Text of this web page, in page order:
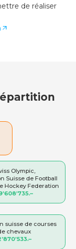
de réaliser
arrow_outward
Olympic,
Suisse de Football
Hockey Federation
suisse de courses
chevaux